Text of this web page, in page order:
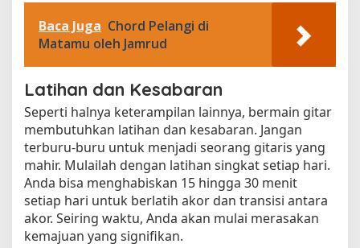
Baca Juga Chord Pelangi di
Matamu oleh Jamrud
Latihan dan Kesabaran
Seperti halnya keterampilan lainnya, bermain gitar
membutuhkan latihan dan kesabaran. Jangan
terburu-buru untuk menjadi seorang gitaris yang
mahir. Mulailah dengan latihan singkat setiap hari.
Anda bisa menghabiskan 15 hingga 30 menit
setiap hari untuk berlatih akor dan transisi antara
akor. Seiring waktu, Anda akan mulai merasakan
kemajuan yang signifikan.